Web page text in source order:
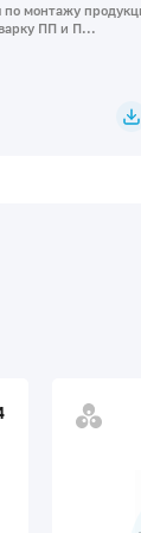
по монтажу
ПП и П...